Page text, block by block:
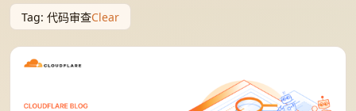
Tag: 代码审查Clear